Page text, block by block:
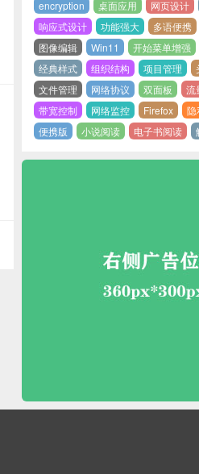
encryption
桌面应用 网页设计
响应式设计
功能强大 多语便携
图像编辑
Win11 开始菜单增强
经典样式
组织结构 项目管理
文件管理
网络协议 双面板 流
带宽控制
网络监控 Firefox 隐
便携版
小说阅读 电子书阅读